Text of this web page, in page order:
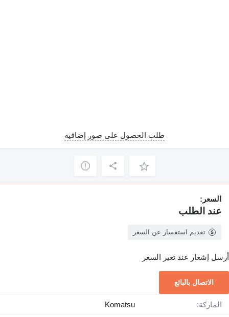
طلب الحصول على صور إضافية
السعر:
عند الطلب
تقديم استفسار عن السعر
أرسل إشعار عند تغير السعر
الاتصال بالبائع
الماركة: Komatsu